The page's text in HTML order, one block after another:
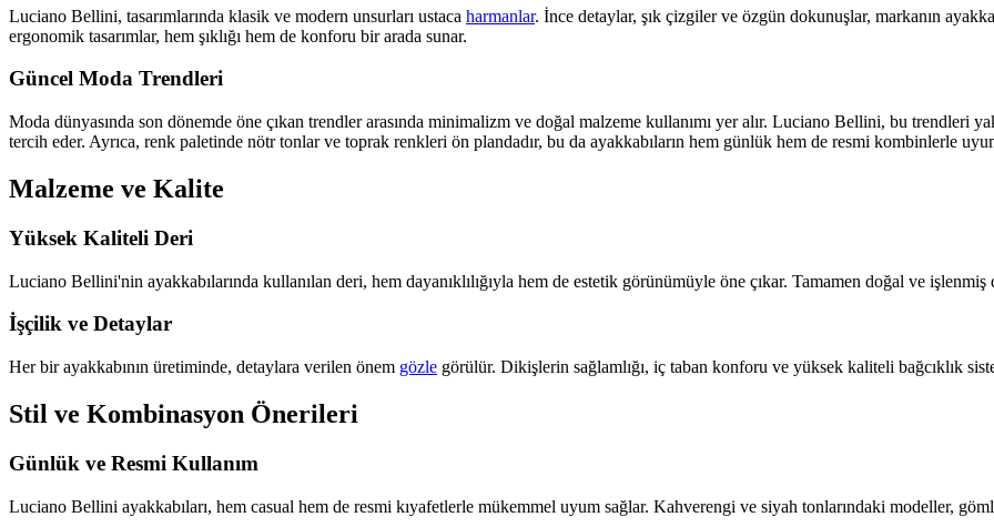
Luciano Bellini, tasarımlarında klasik ve modern unsurları ustaca harmanlar. İnce detaylar, şık çizgiler ve özgün dokunuşlar, markanın
ergonomik tasarımlar, hem şıklığı hem de konforu bir arada sunar.
Güncel Moda Trendleri
Moda dünyasında son dönemde öne çıkan trendler arasında minimalizm ve doğal malzeme kullanımı yer alır. Luciano Bellini, bu trendleri
tercih eder. Ayrıca, renk paletinde nötr tonlar ve toprak renkleri ön plandadır, bu da ayakkabıların hem günlük hem de resmi kombinlerle uyum
Malzeme ve Kalite
Yüksek Kaliteli Deri
Luciano Bellini'nin ayakkabılarında kullanılan deri, hem dayanıklılığıyla hem de estetik görünümüyle öne çıkar. Tamamen doğal ve
İşçilik ve Detaylar
Her bir ayakkabının üretiminde, detaylara verilen önem gözle görülür. Dikişlerin sağlamlığı, iç taban konforu ve yüksek kaliteli bağcıklık
Stil ve Kombinasyon Önerileri
Günlük ve Resmi Kullanım
Luciano Bellini ayakkabıları, hem casual hem de resmi kıyafetlerle mükemmel uyum sağlar. Kahverengi ve siyah tonlarındaki modeller,